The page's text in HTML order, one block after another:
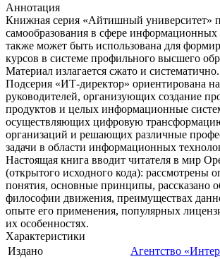
Аннотация
Книжная серия «Айтишный университет»
самообразования в сфере информационных
также может быть использована для
курсов в системе профильного высшего
Материал излагается сжато и систематично.
Подсерия «ИТ-директор» ориентирована
руководителей, организующих создание
продуктов и целых информационные
осуществляющих цифровую
организаций и решающих различные
задачи в области информационных
Настоящая книга вводит читателя в мир
(открытого исходного кода): рассмотрены
понятия, основные принципы, рассказано
философии движения, преимуществах
опыте его применения, популярных
их особенностях.
Характеристики
Издано
Агентство